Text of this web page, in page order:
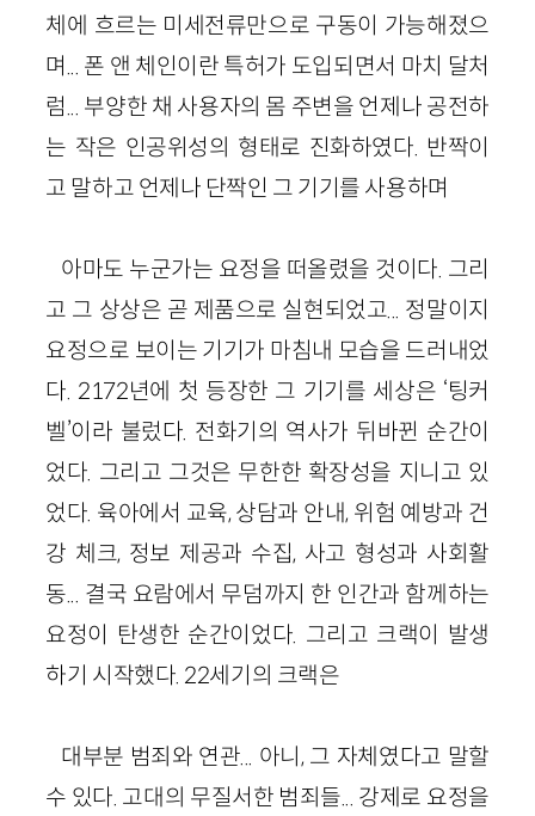
체에 흐르는 미세전류만으로 구동이 가능해졌으
며... 폰 앤 체인이란 특허가 도입되면서 마치 달처
럼... 부양한 채 사용자의 몸 주변을 언제나 공전하
는 작은 인공위성의 형태로 진화하였다. 반짝이
고 말하고 언제나 단짝인 그 기기를 사용하며
아마도 누군가는 요정을 떠올렸을 것이다. 그리
고 그 상상은 곧 제품으로 실현되었고... 정말이지
요정으로 보이는 기기가 마침내 모습을 드러내었
다. 2172년에 첫 등장한 그 기기를 세상은 ‘팅커
벨’이라 불렀다. 전화기의 역사가 뒤바뀐 순간이
었다. 그리고 그것은 무한한 확장성을 지니고 있
었다. 육아에서 교육, 상담과 안내, 위험 예방과 건
강 체크, 정보 제공과 수집, 사고 형성과 사회활
동... 결국 요람에서 무덤까지 한 인간과 함께하는
요정이 탄생한 순간이었다. 그리고 크랙이 발생
하기 시작했다. 22세기의 크랙은
대부분 범죄와 연관... 아니, 그 자체였다고 말할
수 있다. 고대의 무질서한 범죄들... 강제로 요정을